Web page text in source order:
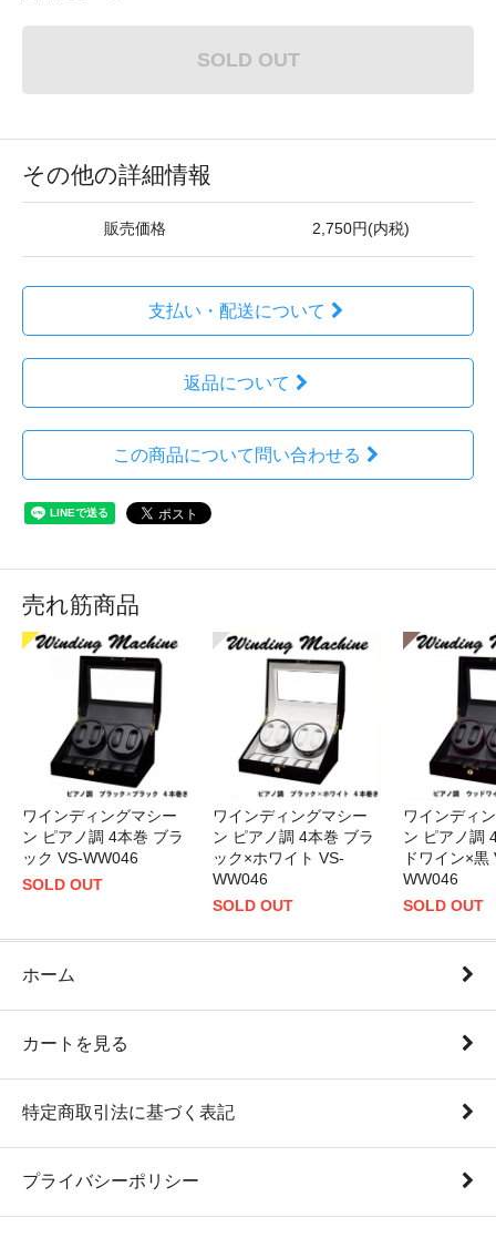
SOLD OUT
その他の詳細情報
販売価格 2,750円(内税)
支払い・配送について
返品について
この商品について問い合わせる
売れ筋商品
ワインディングマシー
ン ピアノ調 4本巻 ブラ
ック VS-WW046
SOLD OUT
ワインディングマシー
ン ピアノ調 4本巻 ブラ
ック×ホワイト VS-
WW046
SOLD OUT
ワインディ
ン ピアノ調
ドワイン×黒
WW046
SOLD OUT
ホーム
カートを見る
特定商取引法に基づく表記
プライバシーポリシー